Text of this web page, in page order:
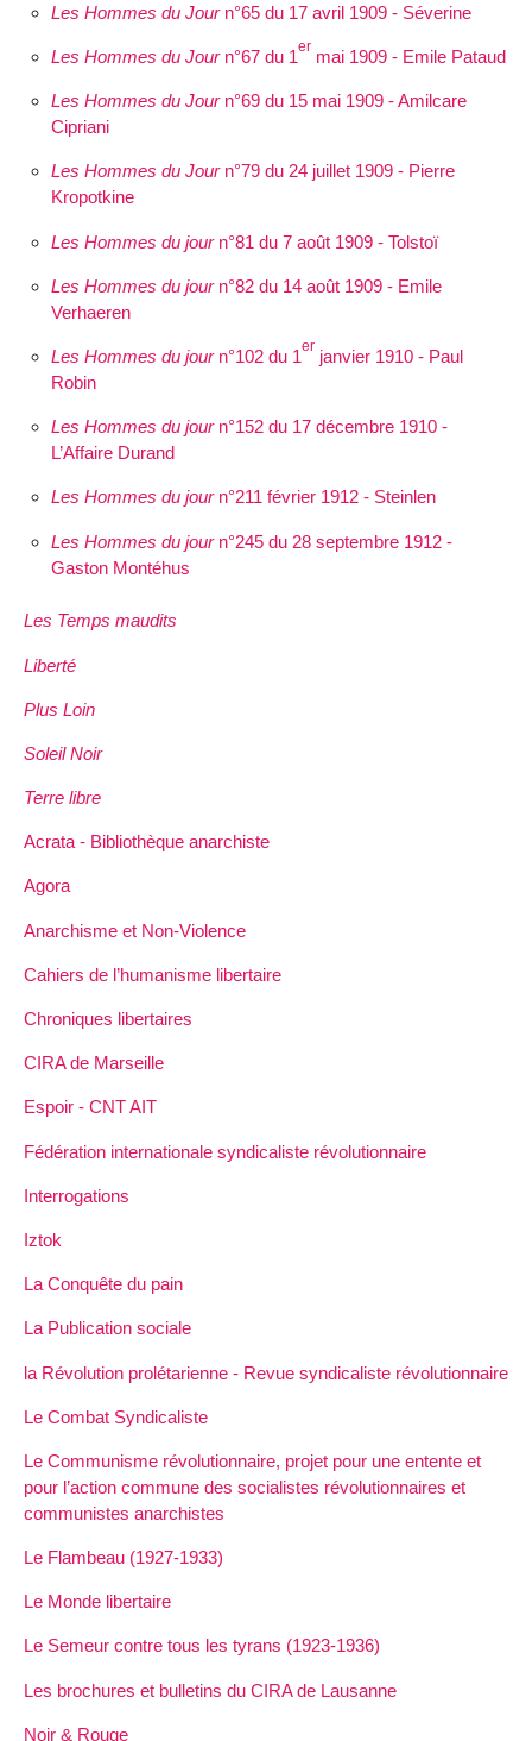
Les Hommes du Journ°65 du 17 avril 1909 - Séverine
Les Hommes du Journ°67 du 1er mai 1909 - Emile Pataud
Les Hommes du Journ°69 du 15 mai 1909 - Amilcare
Cipriani
Les Hommes du Journ°79 du 24 juillet 1909 - Pierre
Kropotkine
Les Hommes du journ°81 du 7 août 1909 - Tolstoï
Les Hommes du journ°82 du 14 août 1909 - Emile
Verhaeren
Les Hommes du journ°102 du 1er janvier 1910 - Paul
Robin
Les Hommes du journ°152 du 17 décembre 1910 -
L’Affaire Durand
Les Hommes du journ°211 février 1912 - Steinlen
Les Hommes du journ°245 du 28 septembre 1912 -
Gaston Montéhus
Les Temps maudits
Liberté
Plus Loin
Soleil Noir
Terre libre
Acrata - Bibliothèque anarchiste
Agora
Anarchisme et Non-Violence
Cahiers de l’humanisme libertaire
Chroniques libertaires
CIRA de Marseille
Espoir - CNT AIT
Fédération internationale syndicaliste révolutionnaire
Interrogations
Iztok
La Conquête du pain
La Publication sociale
la Révolution prolétarienne - Revue syndicaliste révolutionnaire
Le Combat Syndicaliste
Le Communisme révolutionnaire, projet pour une entente et
pour l’action commune des socialistes révolutionnaires et
communistes anarchistes
Le Flambeau (1927-1933)
Le Monde libertaire
Le Semeur contre tous les tyrans (1923-1936)
Les brochures et bulletins du CIRA de Lausanne
Noir & Rouge